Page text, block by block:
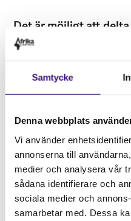
Samtycke
Denna webbplats
Vi använder
annonserna till
medier och analysera vår
sådana identifierare och
sociala medier och
samarbetar med. Dessa
Det är möjligt att
och via zoom.
av två delar, den
matsuveränitet och
på svenska med
samband med
april.
Programmet är
talare och modereras
Afrikagruppernas